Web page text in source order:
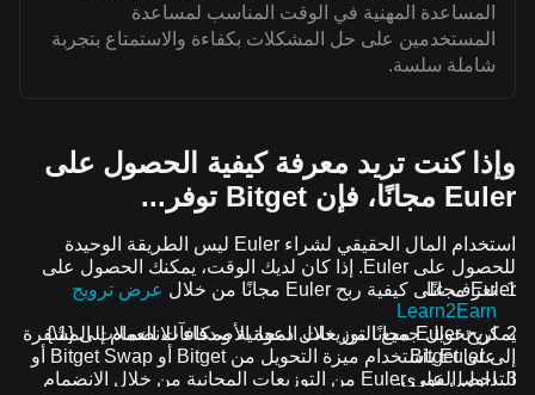
المساعدة المهنية في الوقت المناسب لمساعدة
المستخدمين على حل المشكلات بكفاءة والاستمتاع بتجربة
شاملة سلسة.
وإذا كنت تريد معرفة كيفية الحصول على
Euler مجانًا، فإن Bitget توفر...
استخدام المال الحقيقي لشراء Euler ليس الطريقة الوحيدة
للحصول على Euler. إذا كان لديك الوقت، يمكنك الحصول على
Euler مجانًا.تعرف على كيفية ربح Euler مجانًا من خلال
عرض ترويج
Learn2Earn
اربح Euler مجانًا من خلال دعوة الأصدقاء للانضمام إلى {1\}
على Bitget
احصل على Euler من التوزيعات المجانية من خلال الانضمام
يمكن تحويل جميع التوزيعات المجانية ومكافآت العملات المشفرة
إلى Euler باستخدام ميزة التحويل من Bitget أو Bitget Swap أو
التداول الفوري.